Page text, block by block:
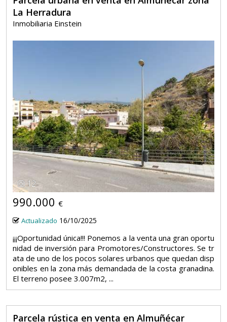
La Herradura
Inmobiliaria Einstein
12
990.000 €
Actualizado 16/10/2025
¡¡¡Oportunidad única!!! Ponemos a la venta una gran oportu
nidad de inversión para Promotores/Constructores. Se tr
ata de uno de los pocos solares urbanos que quedan disp
onibles en la zona más demandada de la costa granadina.
El terreno posee 3.007m2, ...
Parcela rústica en venta en Almuñécar